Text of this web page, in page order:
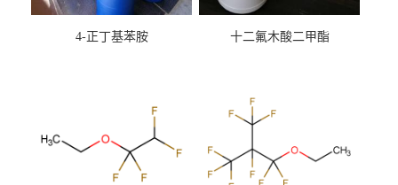
4-正丁基苯胺 十二氟木酸二甲酯